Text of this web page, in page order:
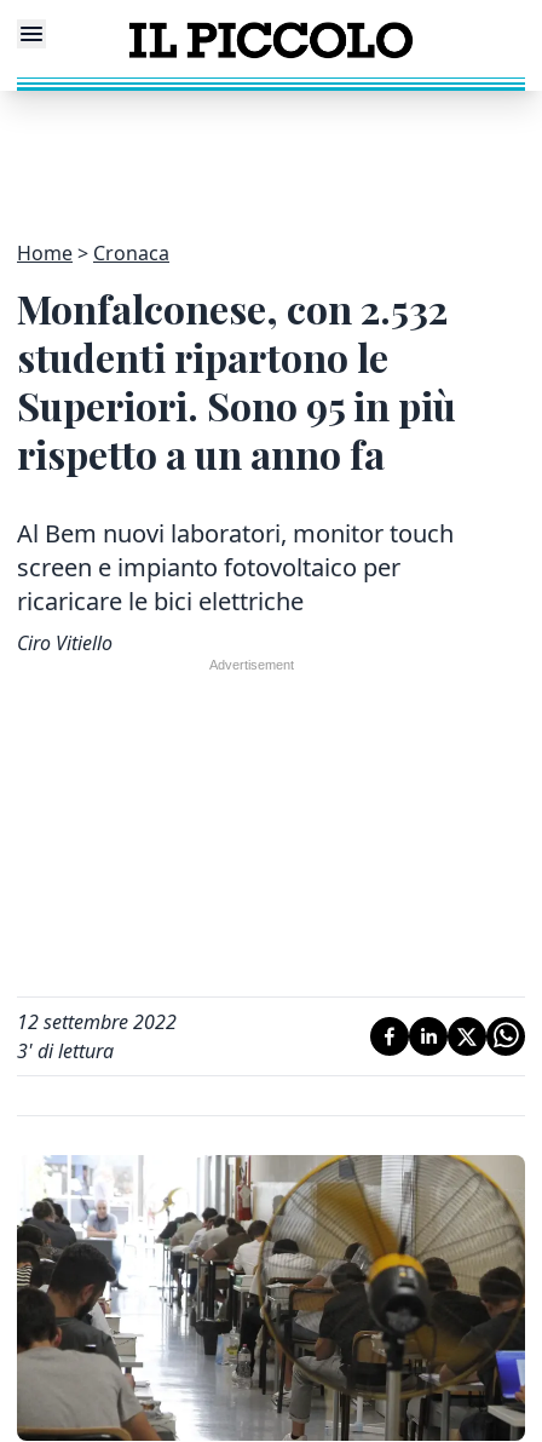
Home Cronaca
Monfalconese, con 2.532
studenti ripartono le
Superiori. Sono 95 in più
rispetto a un anno fa
Al Bem nuovi laboratori, monitor touch
screen e impianto fotovoltaico per
ricaricare le bici elettriche
Ciro Vitiello
12 settembre 2022
3' di lettura